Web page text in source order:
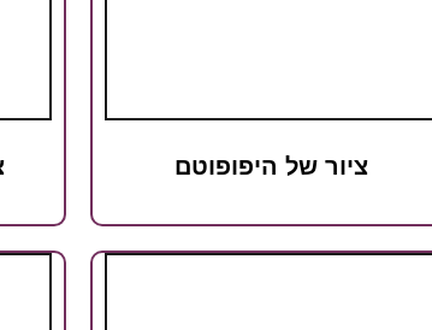
ציור של היפופוטם